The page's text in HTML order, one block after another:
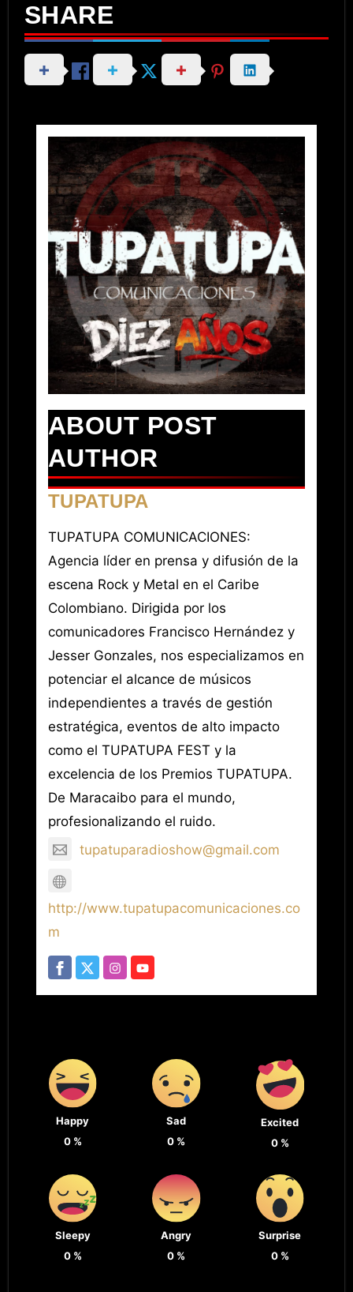
SHARE
ABOUT POST
AUTHOR
TUPATUPA
TUPATUPA COMUNICACIONES:
Agencia líder en prensa y difusión de la
escena Rock y Metal en el Caribe
Colombiano. Dirigida por los
comunicadores Francisco Hernández y
Jesser Gonzales, nos especializamos en
potenciar el alcance de músicos
independientes a través de gestión
estratégica, eventos de alto impacto
como el TUPATUPA FEST y la
excelencia de los Premios TUPATUPA.
De Maracaibo para el mundo,
profesionalizando el ruido.
tupatuparadioshow@gmail.com
http://www.tupatupacomunicaciones.co
m
Happy
0%
Sad
0 %
Excited
0%
Sleepy
0%
Angry
0 %
Surprise
0%